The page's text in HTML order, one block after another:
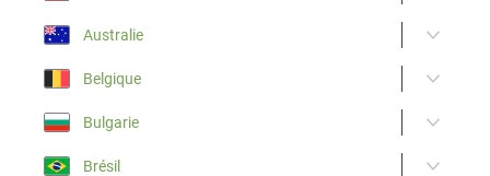
Australie
Belgique
Bulgarie
Brésil